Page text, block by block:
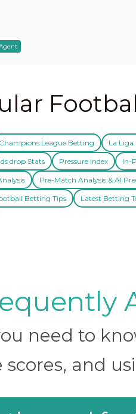
Champions League Betting La Liga
drop Stats Pressure Index In-
Pre-Match Analysis & AI
Betting Tips Latest Betting
need to
scores, and